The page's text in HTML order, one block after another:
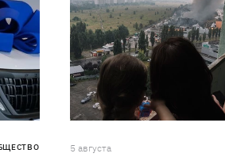
5 августа